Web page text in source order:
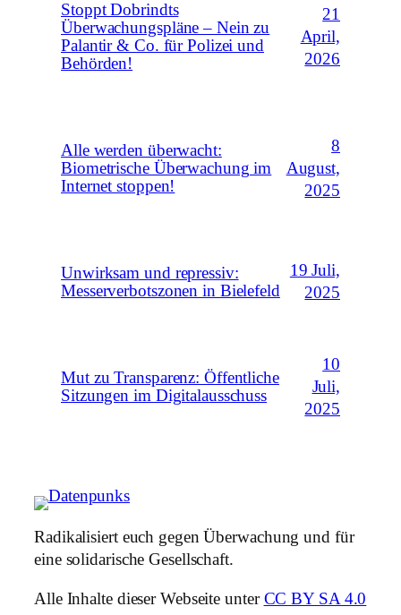
Stoppt Dobrindts
Überwachungspläne – Nein zu
Palantir & Co. für Polizei und
Behörden!
21
April,
2026
Alle werden überwacht:
Biometrische Überwachung im
Internet stoppen!
8
August,
2025
Unwirksam und repressiv:
Messerverbotszonen in Bielefeld
19 Juli,
2025
Mut zu Transparenz: Öffentliche
Sitzungen im Digitalausschuss
10
Juli,
2025
Radikalisiert euch gegen Überwachung und für
eine solidarische Gesellschaft.
Alle Inhalte dieser Webseite unter CC BY SA 4.0